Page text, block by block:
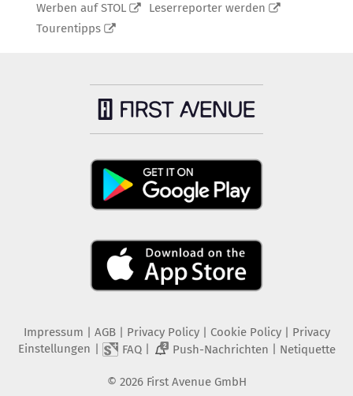
Werben auf STOL
Leserreporter werden
Tourentipps
Impressum | AGB | Privacy Policy| Cookie Policy| Privacy
Einstellungen | FAQ| 2 Push-Nachrichten | Netiquette
© 2026 First Avenue GmbH